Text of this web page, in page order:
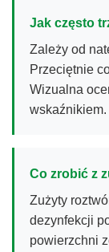
Jak często
Zależy od
Przeciętnie
Wizualna
wskaźnikiem.
Co zrobić z
Zużyty
dezynfekcji
powierzchni